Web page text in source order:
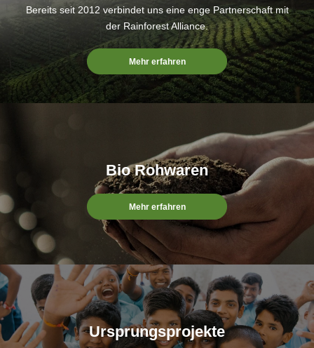
Bereits seit 2012 verbindet uns eine enge Partnerschaft mit
der Rainforest Alliance.
Mehr erfahren
Bio Rohwaren
Mehr erfahren
Ursprungsprojekte